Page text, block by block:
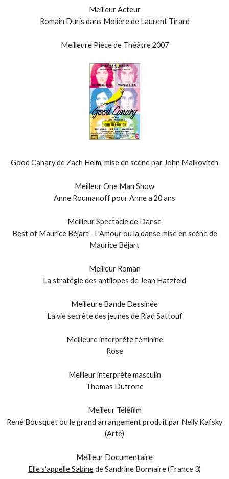
Meilleur Acteur
Romain Duris dans Molière de Laurent Tirard
Meilleure Pièce de Théâtre 2007
Good Canaryde Zach Helm, mise en scène par John Malkovitch
Meilleur One Man Show
Anne Roumanoff pour Anne a 20 ans
Meilleur Spectacle de Danse
Best of Maurice Béjart - l 'Amour ou la danse mise en scène de
Maurice Béjart
Meilleur Roman
La stratégie des antilopes de Jean Hatzfeld
Meilleure Bande Dessinée
La vie secrète des jeunes de Riad Sattouf
Meilleure interprète féminine
Rose
Meilleur interprète masculin
Thomas Dutronc
Meilleur Téléfilm
René Bousquet ou le grand arrangement produit par Nelly Kafsky
(Arte)
Meilleur Documentaire
Elle s'appelle Sabinede Sandrine Bonnaire (France 3)